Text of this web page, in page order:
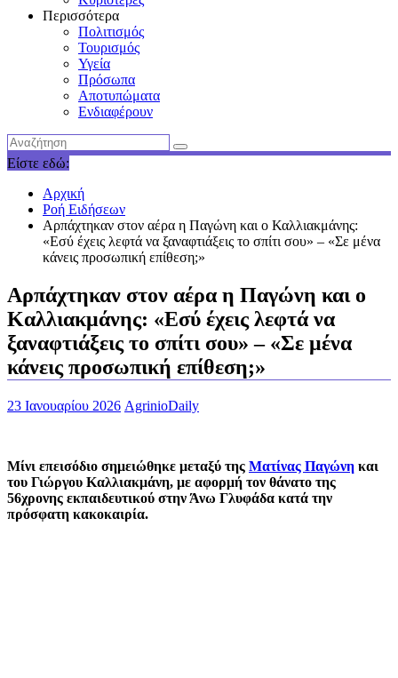
Περισσότερα
Πολιτισμός
Τουρισμός
Υγεία
Πρόσωπα
Αποτυπώματα
Ενδιαφέρουν
Είστε εδώ:
Αρχική
Ροή Ειδήσεων
Αρπάχτηκαν στον αέρα η Παγώνη και ο Καλλιακμάνης:
«Εσύ έχεις λεφτά να ξαναφτιάξεις το σπίτι σου» – «Σε μένα
κάνεις προσωπική επίθεση;»
Αρπάχτηκαν στον αέρα η Παγώνη και ο
Καλλιακμάνης: «Εσύ έχεις λεφτά να
ξαναφτιάξεις το σπίτι σου» – «Σε μένα
κάνεις προσωπική επίθεση;»
23 Ιανουαρίου 2026 AgrinioDaily
Μίνι επεισόδιο σημειώθηκε μεταξύ της Ματίνας Παγώνη και
του Γιώργου Καλλιακμάνη, με αφορμή τον θάνατο της
56χρονης εκπαιδευτικού στην Άνω Γλυφάδα κατά την
πρόσφατη κακοκαιρία.